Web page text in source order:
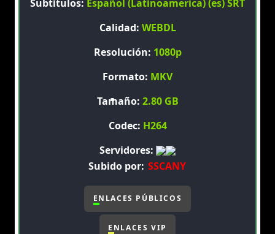
Subtítulos: Español (Latinoamerica) (es) SRT
Calidad: WEBDL
Resolución: 1080p
Formato: MKV
Tamaño: 2.80 GB
Codec: H264
Servidores:
Subido por: SSCANY
ENLACES PÚBLICOS
ENLACES VIP